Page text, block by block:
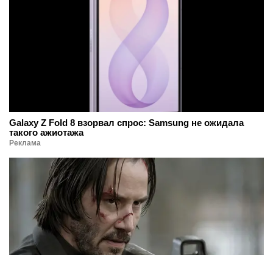
Galaxy Z Fold 8 взорвал спрос: Samsung не ожидала
такого ажиотажа
Реклама